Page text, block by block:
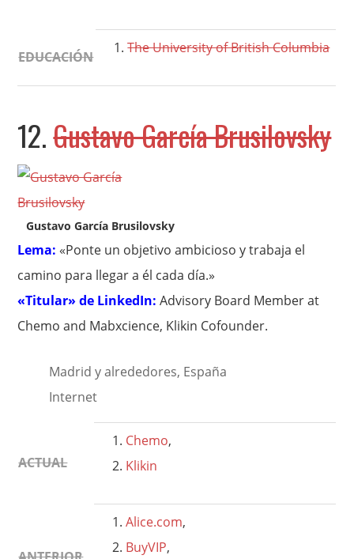
EDUCACIÓN
The University of British Columbia
12.Gustavo García Brusilovsky
Gustavo García Brusilovsky
Lema: «Ponte un objetivo ambicioso y trabaja el
camino para llegar a él cada día.»
«Titular» de LinkedIn:Advisory Board Member at
Chemo and Mabxcience, Klikin Cofounder.
Madrid y alrededores, España
Internet
ACTUAL
Chemo,
Klikin
Alice.com,
BuyVIP,